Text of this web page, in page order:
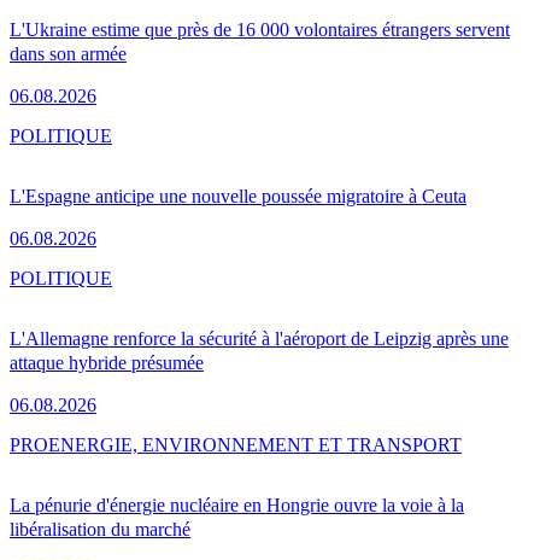
L'Ukraine estime que près de 16 000 volontaires étrangers servent
dans son armée
06.08.2026
L'Espagne anticipe une nouvelle poussée migratoire à Ceuta
06.08.2026
POLITIQUE
L'Allemagne renforce la sécurité à l'aéroport de Leipzig après une
attaque hybride présumée
06.08.2026
POLITIQUE
La pénurie d'énergie nucléaire en Hongrie ouvre la voie à la
libéralisation du marché
PROENERGIE, ENVIRONNEMENT ET TRANSPORT